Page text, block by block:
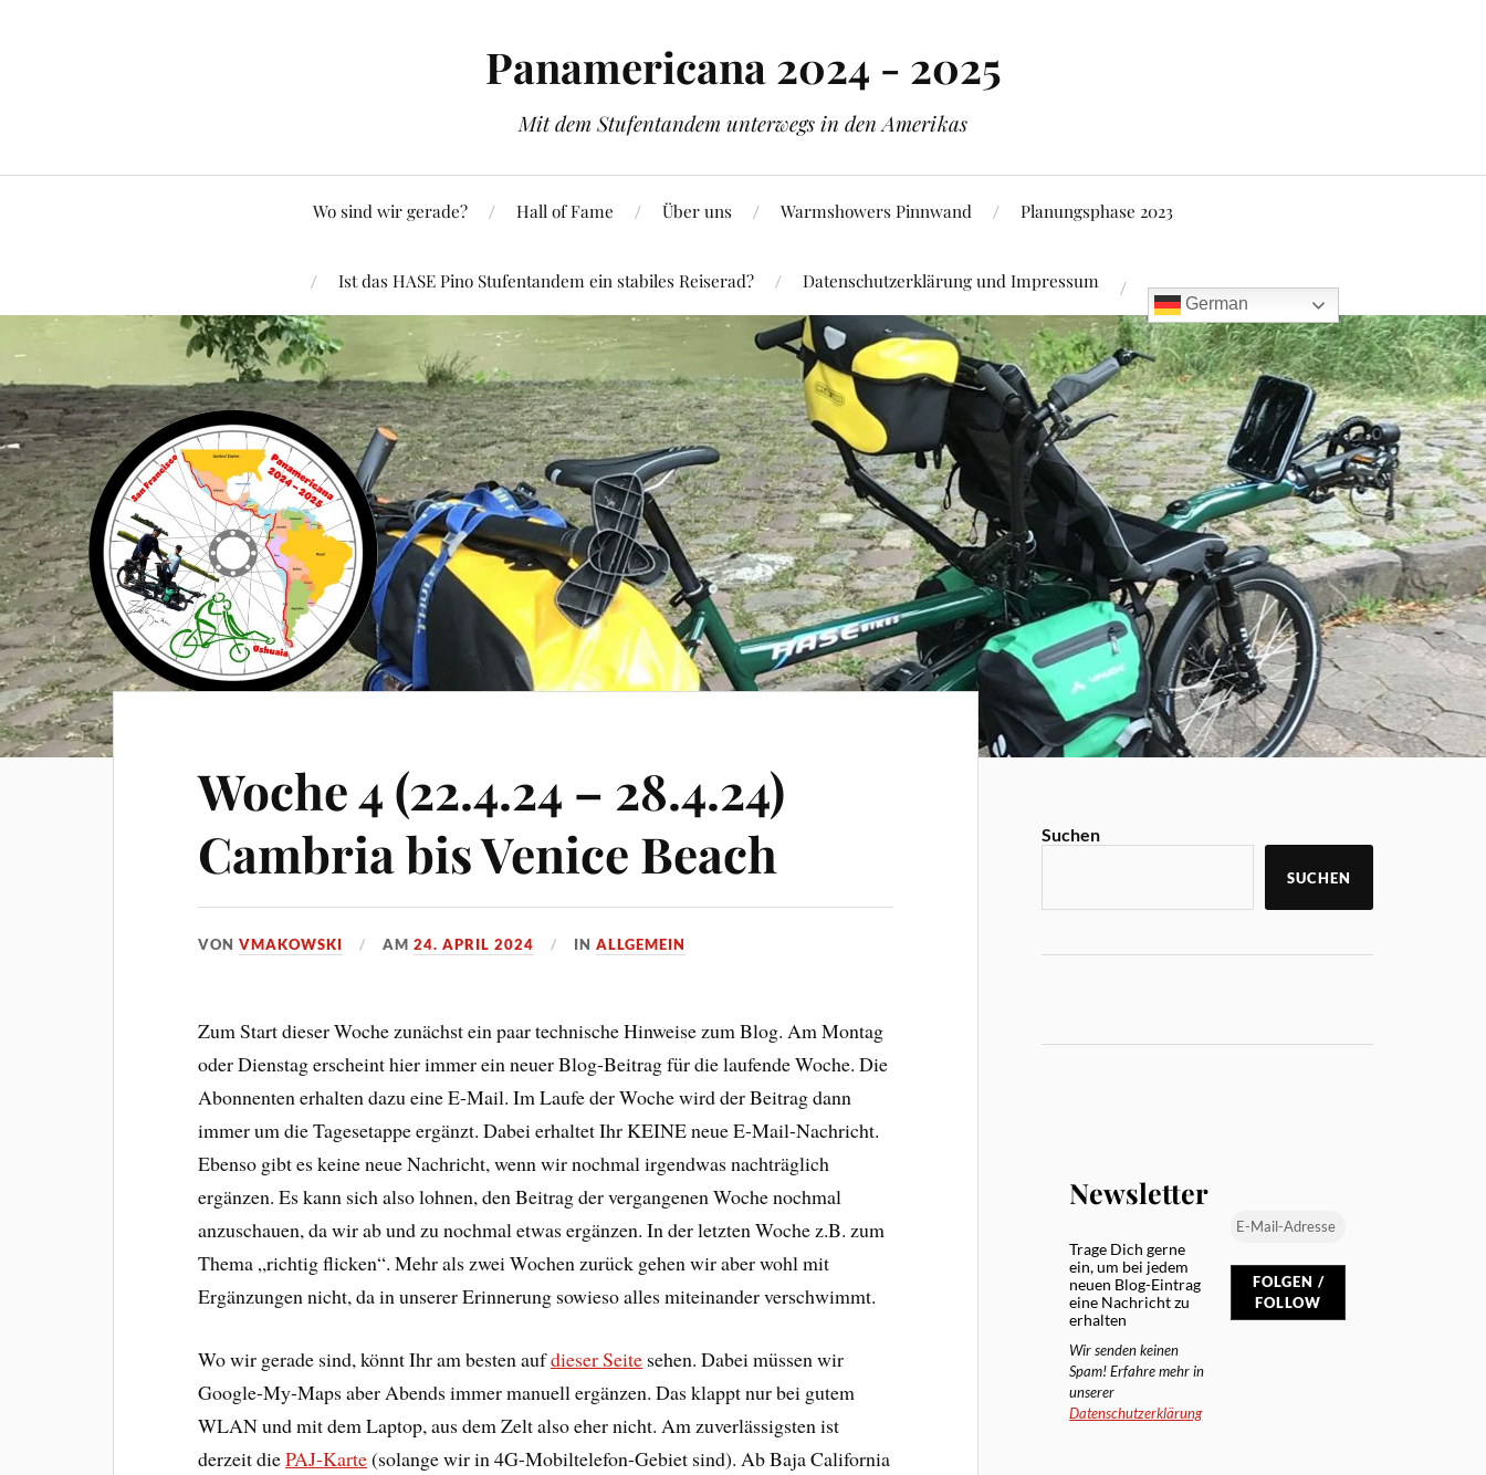
Panamericana 2024 - 2025
Mit dem Stufentandem unterwegs in den Amerikas
Wo sind wir gerade? Hall of Fame Über uns Warmshowers Pinnwand Planungsphase 2023
Ist das HASE Pino Stufentandem ein stabiles Reiserad? Datenschutzerklärung und Impressum
German
Woche 4 (22.4.24 – 28.4.24)
Cambria bis Venice Beach
VONVMAKOWSKI AM24. APRIL 2024 INALLGEMEIN
Zum Start dieser Woche zunächst ein paar technische Hinweise zum Blog. Am Montag
oder Dienstag erscheint hier immer ein neuer Blog-Beitrag für die laufende Woche. Die
Abonnenten erhalten dazu eine E-Mail. Im Laufe der Woche wird der Beitrag dann
immer um die Tagesetappe ergänzt. Dabei erhaltet Ihr KEINE neue E-Mail-Nachricht.
Ebenso gibt es keine neue Nachricht, wenn wir nochmal irgendwas nachträglich
ergänzen. Es kann sich also lohnen, den Beitrag der vergangenen Woche nochmal
anzuschauen, da wir ab und zu nochmal etwas ergänzen. In der letzten Woche z.B. zum
Thema „richtig flicken“. Mehr als zwei Wochen zurück gehen wir aber wohl mit
Ergänzungen nicht, da in unserer Erinnerung sowieso alles miteinander verschwimmt.
Wo wir gerade sind, könnt Ihr am besten aufdieser Seite sehen. Dabei müssen wir
Google-My-Maps aber Abends immer manuell ergänzen. Das klappt nur bei gutem
WLAN und mit dem Laptop, aus dem Zelt also eher nicht. Am zuverlässigsten ist
derzeit diePAJ-Karte(solange wir in 4G-Mobiltelefon-Gebiet sind). Ab Baja California
Suchen
SUCHEN
Newsletter
Trage Dich gerne
ein, um bei jedem
neuen Blog-Eintrag
eine Nachricht zu
erhalten
Wir senden keinen
Spam! Erfahre mehr in
unserer
Datenschutzerklärung